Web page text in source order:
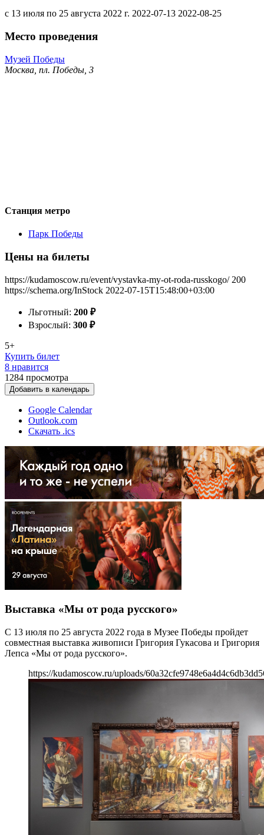
с 13 июля по 25 августа 2022 г. 2022-07-13 2022-08-25
Место проведения
Музей Победы
Москва, пл. Победы, 3
Станция метро
Парк Победы
Цены на билеты
https://kudamoscow.ru/event/vystavka-my-ot-roda-russkogo/ 200
https://schema.org/InStock 2022-07-15T15:48:00+03:00
Льготный: 200 ₽
Взрослый: 300 ₽
5+
Купить билет
8 нравится
1284 просмотра
Добавить в календарь
Google Calendar
Outlook.com
Скачать .ics
Выставка «Мы от рода русского»
С 13 июля по 25 августа 2022 года в Музее Победы пройдет
совместная выставка живописи Григория Гукасова и Григория
Лепса «Мы от рода русского».
https://kudamoscow.ru/uploads/